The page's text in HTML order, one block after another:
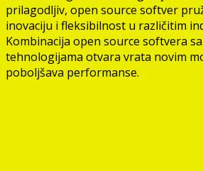
prilagodljiv, open source softver
inovaciju i fleksibilnost u različitim
Kombinacija open source softvera
tehnologijama otvara vrata novim
poboljšava performanse.